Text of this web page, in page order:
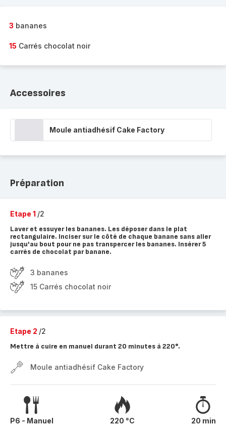
3 bananes
15 Carrés chocolat noir
Accessoires
Moule antiadhésif Cake Factory
Préparation
Etape 1 /2
Laver et essuyer les bananes. Les déposer dans le plat
rectangulaire. Inciser sur le côté de chaque banane sans aller
jusqu'au bout pour ne pas transpercer les bananes. Insérer 5
carrés de chocolat par banane.
3 bananes
15 Carrés chocolat noir
Etape 2 /2
Mettre à cuire en manuel durant 20 minutes à 220°.
Moule antiadhésif Cake Factory
P6 - Manuel 220 °C 20 min